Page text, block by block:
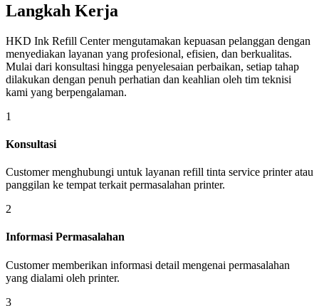
Langkah Kerja
HKD Ink Refill Center mengutamakan kepuasan pelanggan dengan
menyediakan layanan yang profesional, efisien, dan berkualitas.
Mulai dari konsultasi hingga penyelesaian perbaikan, setiap tahap
dilakukan dengan penuh perhatian dan keahlian oleh tim teknisi
kami yang berpengalaman.
1
Konsultasi
Customer menghubungi untuk layanan refill tinta service printer atau
panggilan ke tempat terkait permasalahan printer.
2
Informasi Permasalahan
Customer memberikan informasi detail mengenai permasalahan
yang dialami oleh printer.
3